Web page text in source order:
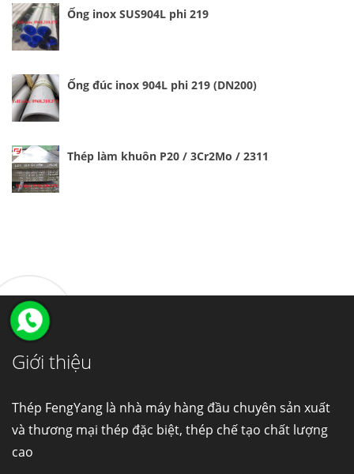
Ống inox SUS904L phi 219
Ống đúc inox 904L phi 219 (DN200)
Thép làm khuôn P20 / 3Cr2Mo / 2311
Giới thiệu
Thép FengYang là nhà máy hàng đầu chuyên sản xuất
và thương mại thép đặc biệt, thép chế tạo chất lượng
cao
Ống đúc kéo nguội là gì? Ống...